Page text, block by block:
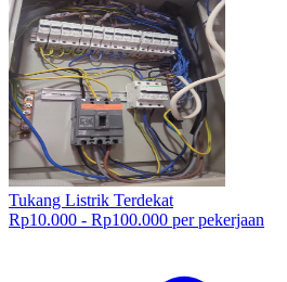
Tukang Listrik Terdekat
Rp10.000 - Rp100.000 per pekerjaan